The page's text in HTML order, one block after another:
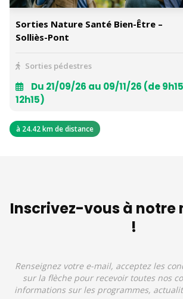
Sorties Nature Santé Bien-Être –
Solliès-Pont
Sorties pédestres
Du 21/09/26 au 09/11/26 (de
12h15)
à 24.42 km de distance
Inscrivez-vous à notre
!
Renseignez votre e-mail, acceptez les
sur la flèche pour recevoir toutes nos
informations sur les programmes,